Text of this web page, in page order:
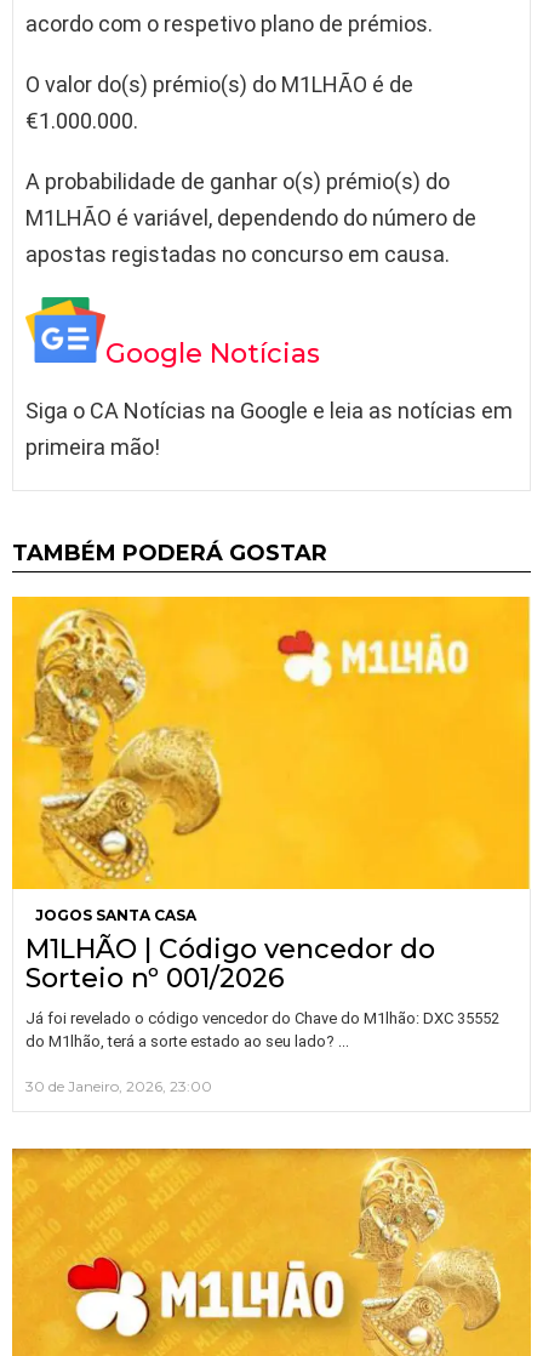
acordo com o respetivo plano de prémios.
O valor do(s) prémio(s) do M1LHÃO é de
€1.000.000.
A probabilidade de ganhar o(s) prémio(s) do
M1LHÃO é variável, dependendo do número de
apostas registadas no concurso em causa.
Google Notícias
Siga o CA Notícias na Google e leia as notícias em
primeira mão!
TAMBÉM PODERÁ GOSTAR
JOGOS SANTA CASA
M1LHÃO | Código vencedor do
Sorteio nº 001/2026
Já foi revelado o código vencedor do Chave do M1lhão: DXC 35552
do M1lhão, terá a sorte estado ao seu lado?
30 de Janeiro, 2026, 23:00